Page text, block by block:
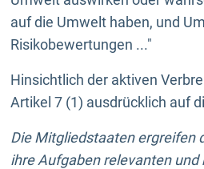
auf die Umwelt haben, und
Risikobewertungen ..."
Hinsichtlich der aktiven
Artikel 7 (1) ausdrücklich auf
Die Mitgliedstaaten ergreifen
ihre Aufgaben relevanten